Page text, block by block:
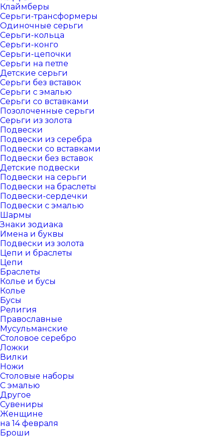
Клаймберы
Серьги-трансформеры
Одиночные серьги
Серьги-кольца
Серьги-конго
Серьги-цепочки
Серьги на петле
Детские серьги
Серьги без вставок
Серьги с эмалью
Серьги со вставками
Позолоченные серьги
Серьги из золота
Подвески
Подвески из серебра
Подвески со вставками
Подвески без вставок
Детские подвески
Подвески на серьги
Подвески на браслеты
Подвески-сердечки
Подвески с эмалью
Шармы
Знаки зодиака
Имена и буквы
Подвески из золота
Цепи и браслеты
Цепи
Браслеты
Колье и бусы
Колье
Бусы
Религия
Православные
Мусульманские
Столовое серебро
Ложки
Вилки
Ножи
Столовые наборы
С эмалью
Другое
Сувениры
Женщине
на 14 февраля
Броши